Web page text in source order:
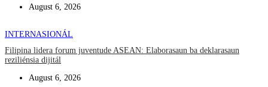
August 6, 2026
INTERNASIONÁL
Filipina lidera forum juventude ASEAN: Elaborasaun ba deklarasaun
reziliénsia dijitál
August 6, 2026